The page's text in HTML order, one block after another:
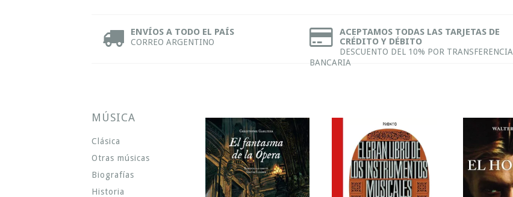
ENVÍOS A TODO EL PAÍS
CORREO ARGENTINO
ACEPTAMOS TODAS LAS TARJETAS DE
CRÉDITO Y DÉBITO
DESCUENTO DEL 10% POR TRANSFERENCIA
BANCARIA
MÚSICA
Clásica
Otras músicas
Biografías
Historia